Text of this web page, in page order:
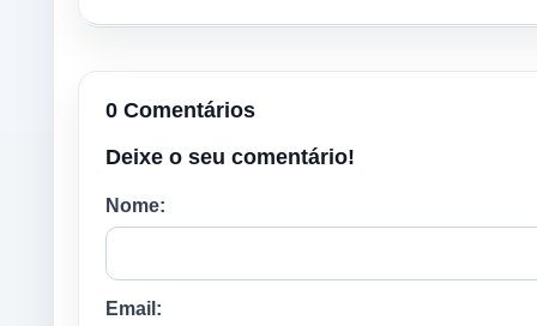
0 Comentários
Deixe o seu comentário!
Nome:
Email: